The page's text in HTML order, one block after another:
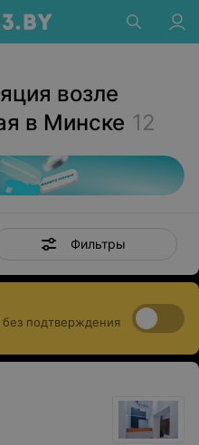
возле
в Минске 12
Фильтры
без подтверждения